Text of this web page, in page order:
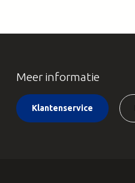
Meer informatie
Klantenservice